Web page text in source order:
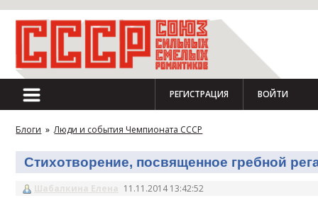
РЕГИСТРАЦИЯ ВОЙТИ
Блоги » Люди и события Чемпионата СССР
Стихотворение, посвященное гребной
Шабалкина Елена 11.11.2014 13:42:52